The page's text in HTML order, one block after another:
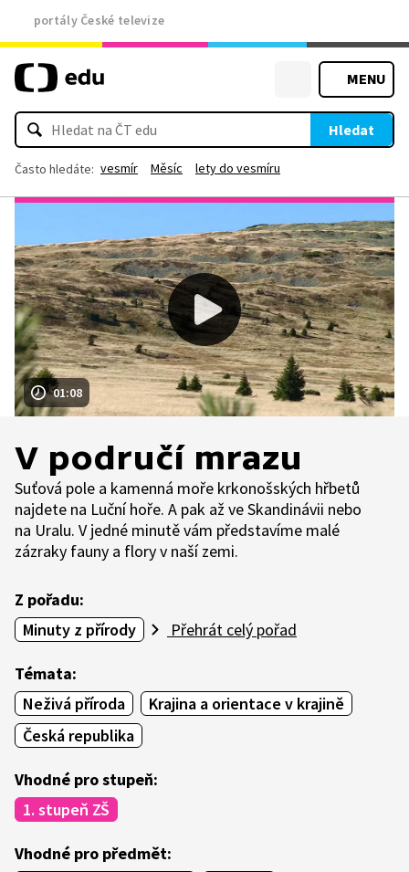
portály České televize
MENU
Hledat
Často hledáte: vesmír Měsíc lety do vesmíru
01:08
V područí mrazu
Suťová pole a kamenná moře krkonošských hřbetů
najdete na Luční hoře. A pak až ve Skandinávii nebo
na Uralu. V jedné minutě vám představíme malé
zázraky fauny a flory v naší zemi.
Z pořadu:
Minuty z přírody
Přehrát celý pořad
Témata:
Neživá příroda
Krajina a orientace v krajině
Česká republika
Vhodné pro stupeň:
1. stupeň ZŠ
Vhodné pro předmět: